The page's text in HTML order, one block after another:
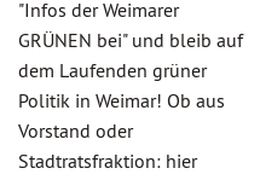
"Infos der Weimarer
GRÜNEN bei" und bleib auf
dem Laufenden grüner
Politik in Weimar! Ob aus
Vorstand oder
Stadtratsfraktion: hier